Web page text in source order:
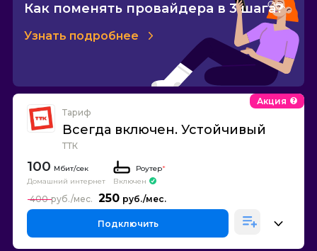
Как поменять провайдера в 3 шага?
Узнать подробнее
Тариф
Всегда включен. Устойчивый
ТТК
Акция
100
Домашний интернет
Роутер*
Включен
250
400
Подключить